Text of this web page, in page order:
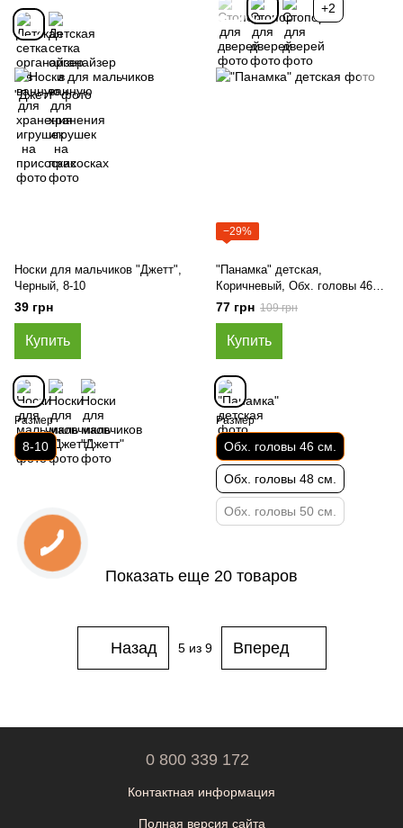
+2
Носки для мальчиков "Джетт",
Черный, 8-10
39 грн
Купить
Размер
8-10
−29%
"Панамка" детская,
Коричневый, Обх. головы 46
см.
77 грн 109 грн
Купить
Размер
Обх. головы 46 см.
Обх. головы 48 см.
Обх. головы 50 см.
Показать еще 20 товаров
Назад 5из 9 Вперед
0 800 339 172
Контактная информация
Полная версия сайта